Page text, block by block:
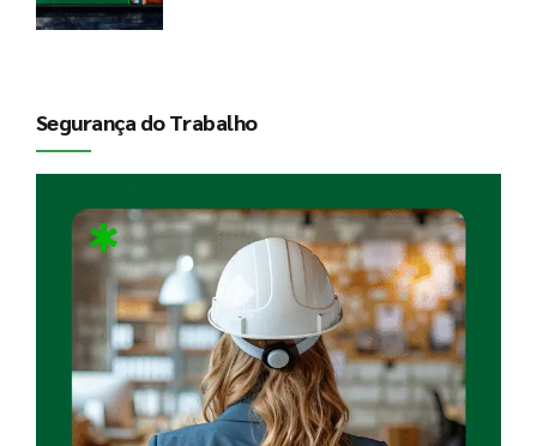
Segurança do Trabalho